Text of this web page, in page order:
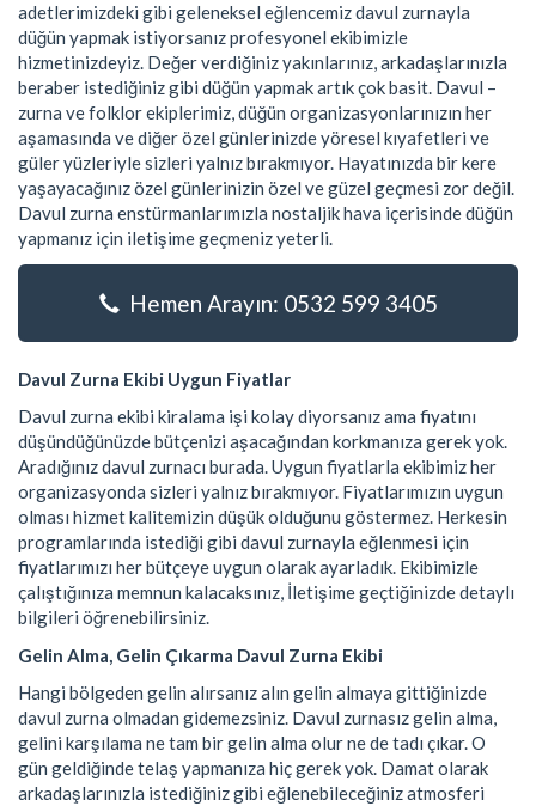
adetlerimizdeki gibi geleneksel eğlencemiz davul zurnayla
düğün yapmak istiyorsanız profesyonel ekibimizle
hizmetinizdeyiz. Değer verdiğiniz yakınlarınız, arkadaşlarınızla
beraber istediğiniz gibi düğün yapmak artık çok basit. Davul –
zurna ve folklor ekiplerimiz, düğün organizasyonlarınızın her
aşamasında ve diğer özel günlerinizde yöresel kıyafetleri ve
güler yüzleriyle sizleri yalnız bırakmıyor. Hayatınızda bir kere
yaşayacağınız özel günlerinizin özel ve güzel geçmesi zor değil.
Davul zurna enstürmanlarımızla nostaljik hava içerisinde düğün
yapmanız için iletişime geçmeniz yeterli.
Hemen Arayın: 0532 599 3405
Davul Zurna Ekibi Uygun Fiyatlar
Davul zurna ekibi kiralama işi kolay diyorsanız ama fiyatını
düşündüğünüzde bütçenizi aşacağından korkmanıza gerek yok.
Aradığınız davul zurnacı burada. Uygun fiyatlarla ekibimiz her
organizasyonda sizleri yalnız bırakmıyor. Fiyatlarımızın uygun
olması hizmet kalitemizin düşük olduğunu göstermez. Herkesin
programlarında istediği gibi davul zurnayla eğlenmesi için
fiyatlarımızı her bütçeye uygun olarak ayarladık. Ekibimizle
çalıştığınıza memnun kalacaksınız, İletişime geçtiğinizde detaylı
bilgileri öğrenebilirsiniz.
Gelin Alma, Gelin Çıkarma Davul Zurna Ekibi
Hangi bölgeden gelin alırsanız alın gelin almaya gittiğinizde
davul zurna olmadan gidemezsiniz. Davul zurnasız gelin alma,
gelini karşılama ne tam bir gelin alma olur ne de tadı çıkar. O
gün geldiğinde telaş yapmanıza hiç gerek yok. Damat olarak
arkadaşlarınızla istediğiniz gibi eğlenebileceğiniz atmosferi